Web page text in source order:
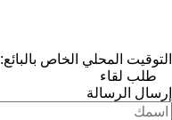
التوقيت المحلي الخاص بالبائع: 08:45 (CEST)
طلب لقاء
إرسال الرسالة